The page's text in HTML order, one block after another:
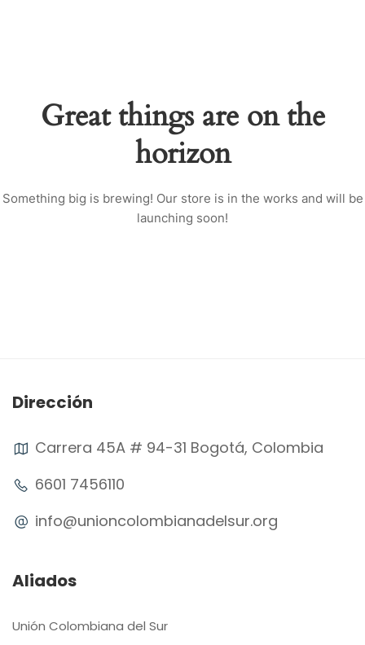
Great things are on the
horizon
Something big is brewing! Our store is in the works and will be
launching soon!
Dirección
Carrera 45A # 94-31 Bogotá, Colombia
6601 7456110
info@unioncolombianadelsur.org
Aliados
Unión Colombiana del Sur